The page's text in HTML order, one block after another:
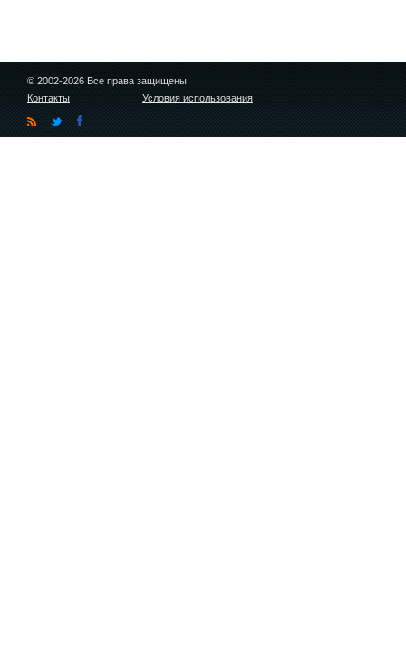
© 2002-2026 Все права защищены
Контакты
Условия использования